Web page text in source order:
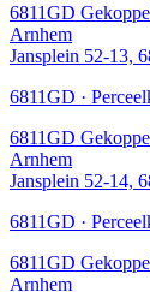
6811GD
Arnhem
Jansplein 52-13,
6811GD ·
6811GD
Arnhem
Jansplein 52-14,
6811GD ·
6811GD
Arnhem